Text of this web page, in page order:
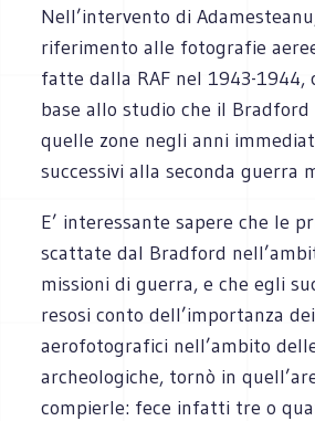
Nell’intervento di
riferimento alle fotografie
fatte dalla RAF nel 1943-1944,
base allo studio che il
quelle zone negli anni
successivi alla seconda guerra
E’ interessante sapere che le
scattate dal Bradford
missioni di guerra, e che egli
resosi conto dell’importanza
aerofotografici nell’ambito
archeologiche, tornò in
compierle: fece infatti tre o